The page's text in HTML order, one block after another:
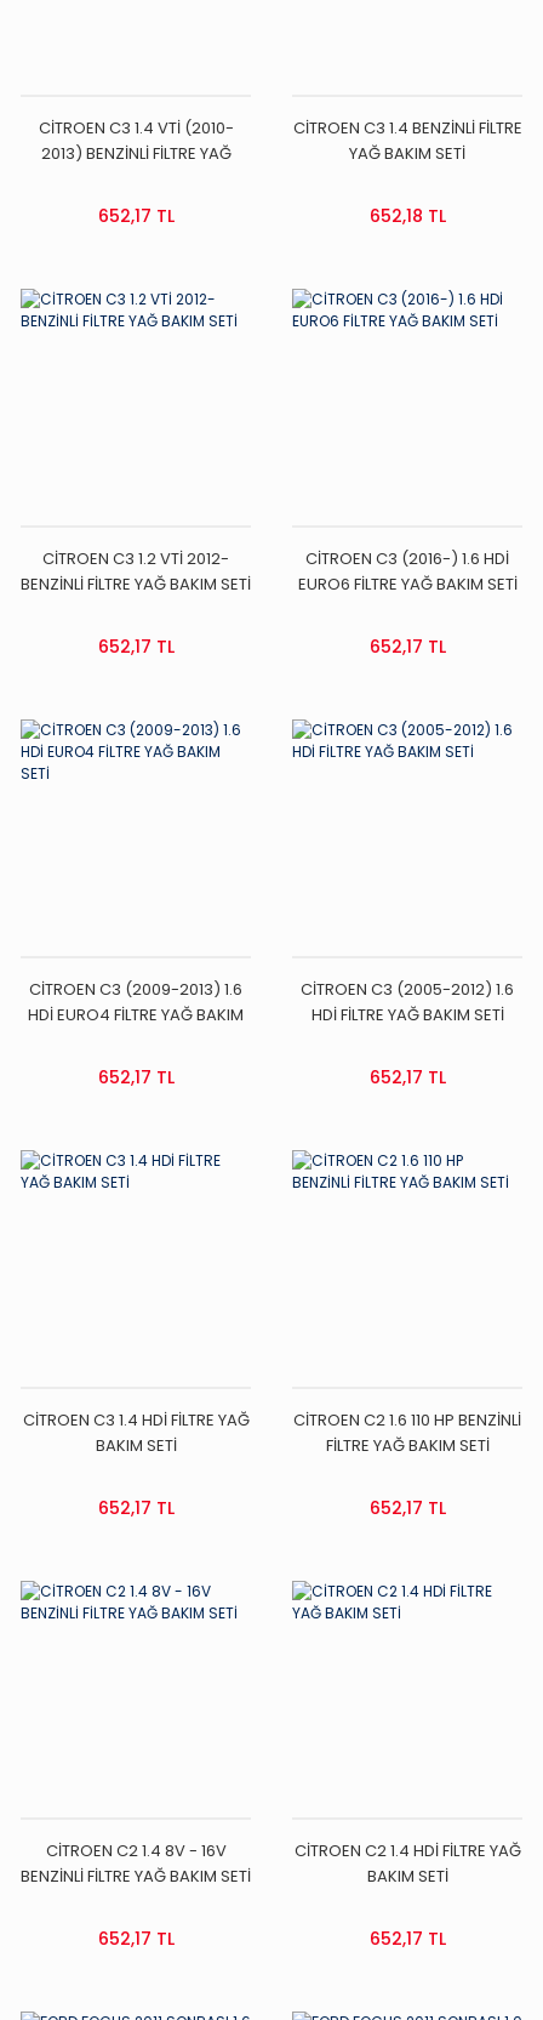
CİTROEN C3 1.4 VTİ (2010-
2013) BENZİNLİ FİLTRE YAĞ
652,17 TL
CİTROEN C3 1.4 BENZİNLİ FİLTRE
YAĞ BAKIM SETİ
652,18 TL
CİTROEN C3 1.2 VTİ 2012-
BENZİNLİ FİLTRE YAĞ BAKIM SETİ
652,17 TL
CİTROEN C3 (2016-) 1.6 HDİ
EURO6 FİLTRE YAĞ BAKIM SETİ
652,17 TL
CİTROEN C3 (2009-2013) 1.6
HDİ EURO4 FİLTRE YAĞ BAKIM
652,17 TL
CİTROEN C3 (2005-2012) 1.6
HDİ FİLTRE YAĞ BAKIM SETİ
652,17 TL
CİTROEN C3 1.4 HDİ FİLTRE YAĞ
BAKIM SETİ
652,17 TL
CİTROEN C2 1.6 110 HP BENZİNLİ
FİLTRE YAĞ BAKIM SETİ
652,17 TL
CİTROEN C2 1.4 8V - 16V
BENZİNLİ FİLTRE YAĞ BAKIM SETİ
652,17 TL
CİTROEN C2 1.4 HDİ FİLTRE YAĞ
BAKIM SETİ
652,17 TL